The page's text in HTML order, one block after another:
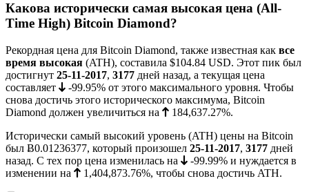
Какова исторически самая высокая цена (All-
Time High) Bitcoin Diamond?
Рекордная цена для Bitcoin Diamond, также известная как все
время высокая (ATH), составила $104.84 USD. Этот пик был
достигнут 25-11-2017, 3177 дней назад, а текущая цена
составляет
-99.95% от этого максимального уровня. Чтобы
снова достичь этого исторического максимума, Bitcoin
Diamond должен увеличиться на
184,637.27%.
Исторически самый высокий уровень (ATH) цены на Bitcoin
был Ƀ0.01236377, который произошел 25-11-2017, 3177 дней
назад. С тех пор цена изменилась на
-99.99% и нуждается в
изменении на
1,404,873.76%, чтобы снова достичь ATH.